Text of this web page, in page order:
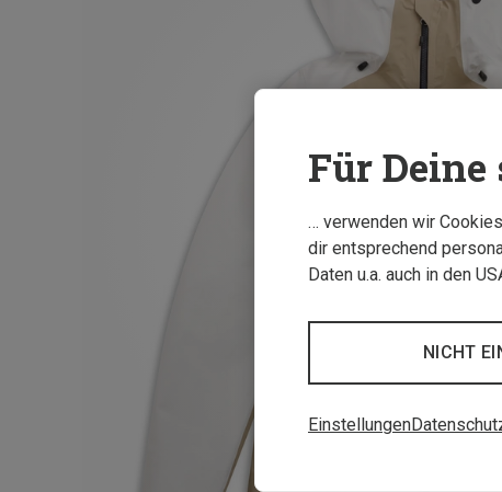
Für Deine
… verwenden wir
dir entsprechend
Daten u.a. auch in den
NICHT
Einstellungen